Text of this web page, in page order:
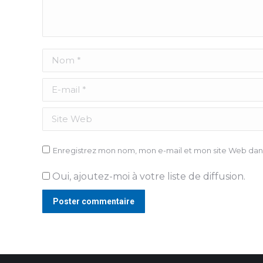
Nom *
E-mail *
Site Web
Enregistrez mon nom, mon e-mail et mon site Web
Oui, ajoutez-moi à votre liste de diffusion.
Poster commentaire